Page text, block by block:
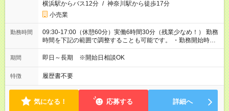
横浜駅からバス12分 / 神奈川駅から徒歩17分
小売業
勤務時間
09:30-17:00（休憩60分）実働6時間30分（残業少なめ！） 勤務
時間を下記の範囲で調整することも可能です。 ・勤務開始時
間 09:00～09:30 ・勤務終了時間 17:00～18:00 ・実働
06:30～08:00
期間 即日～長期 ※開始日相談OK
特徴 履歴書不要
気になる！ 応募する 詳細へ